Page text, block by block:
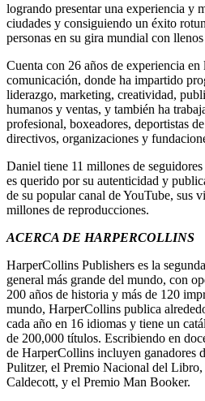
logrando presentar una experiencia y
ciudades y consiguiendo un éxito
personas en su gira mundial con llenos
Cuenta con 26 años de experiencia en
comunicación, donde ha impartido
liderazgo, marketing, creatividad,
humanos y ventas, y también ha
profesional, boxeadores, deportistas
directivos, organizaciones y
Daniel tiene 11 millones de
es querido por su autenticidad y
de su popular canal de YouTube, sus
millones de reproducciones.
ACERCA DE HARPERCOLLINS
HarperCollins Publishers es la
general más grande del mundo, con
200 años de historia y más de 120
mundo, HarperCollins publica
cada año en 16 idiomas y tiene un
de 200,000 títulos. Escribiendo en
de HarperCollins incluyen ganadores
Pulitzer, el Premio Nacional del
Caldecott, y el Premio Man Booker.